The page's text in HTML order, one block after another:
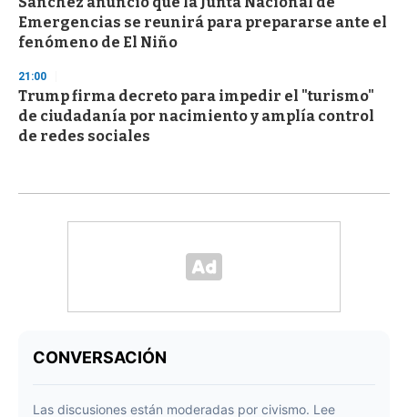
Emergencias se reunirá para prepararse ante el
fenómeno de El Niño
21:00
Trump firma decreto para impedir el "turismo"
de ciudadanía por nacimiento y amplía control
de redes sociales